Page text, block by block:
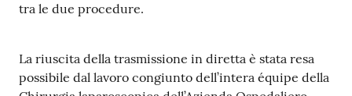
tra le due procedure.
La riuscita della trasmissione in diretta è stata resa
possibile dal lavoro congiunto dell’intera équipe della